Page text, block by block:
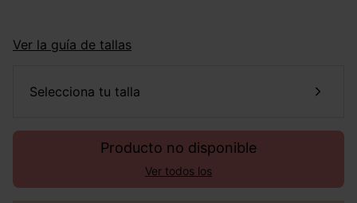
Ver la guía de tallas
selecciona tu talla
Producto no disponible
Ver todos los